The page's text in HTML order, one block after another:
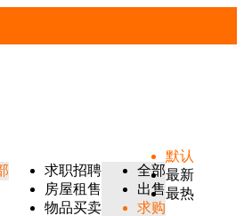
求职招聘
房屋租售
物品买卖
全部
出售
求购
默认
最新
最热